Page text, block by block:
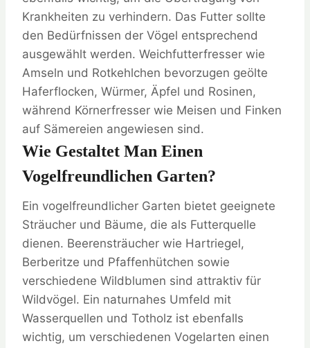
Krankheiten zu verhindern. Das Futter sollte
den Bedürfnissen der Vögel entsprechend
ausgewählt werden. Weichfutterfresser wie
Amseln und Rotkehlchen bevorzugen geölte
Haferflocken, Würmer, Äpfel und Rosinen,
während Körnerfresser wie Meisen und Finken
auf Sämereien angewiesen sind.
Wie Gestaltet Man Einen
Vogelfreundlichen Garten?
Ein vogelfreundlicher Garten bietet geeignete
Sträucher und Bäume, die als Futterquelle
dienen. Beerensträucher wie Hartriegel,
Berberitze und Pfaffenhütchen sowie
verschiedene Wildblumen sind attraktiv für
Wildvögel. Ein naturnahes Umfeld mit
Wasserquellen und Totholz ist ebenfalls
wichtig, um verschiedenen Vogelarten einen